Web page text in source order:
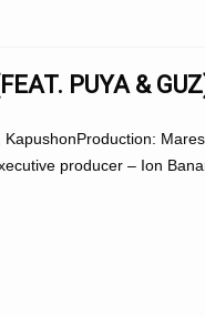
PUYA &
producer – Ion